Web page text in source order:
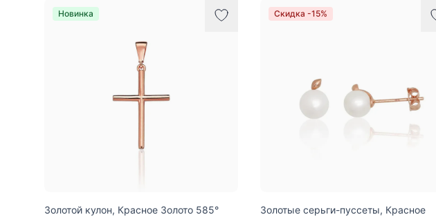
Новинка
Золотой кулон, Красное Золото 585°
Скидка -15%
Золотые серьги-пуссеты, Красное